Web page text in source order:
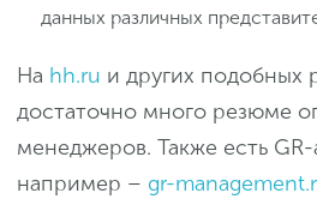
данных различных
На hh.ru и других подобных
достаточно много резюме
менеджеров. Также есть GR-
например – gr-